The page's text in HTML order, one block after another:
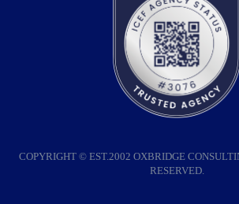
COPYRIGHT © EST.2002 OXBRIDGE
RESERVED.